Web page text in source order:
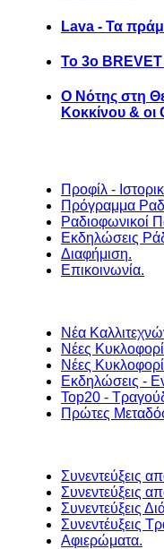
Lava - Τα
Το 3ο
Ο Νότης στη
Κοκκίνου &
Προφίλ -
Πρόγραμμα
Ραδιοφωνικοί
Εκδηλώσεις
Διαφήμιση.
Επικοινωνία.
Νέα
Νέες
Νέες
Εκδηλώσεις -
Top20 -
Πρώτες
Συνεντεύξεις
Συνεντεύξεις
Συνεντεύξεις
Συνεντέυξεις
Αφιερώματα.